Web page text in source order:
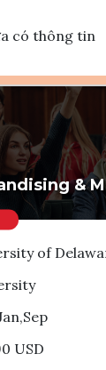
có thông tin
Ghi danh
Tham vấn
&
of
USD